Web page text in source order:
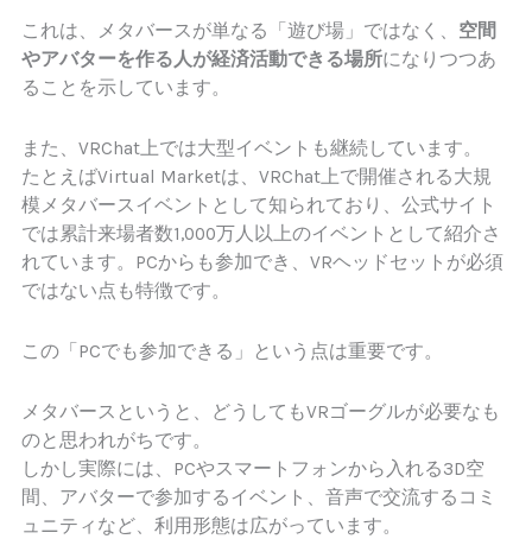
これは、メタバースが単なる「遊び場」ではなく、 空間
やアバターを作る人が経済活動できる場所になりつつあ
ることを示しています。
また、VRChat上では大型イベントも継続しています。
たとえばVirtual Marketは、VRChat上で開催される大規
模メタバースイベントとして知られており、公式サイト
では累計来場者数1,000万人以上のイベントとして紹介さ
れています。PCからも参加でき、VRヘッドセットが必須
ではない点も特徴です。
この「PCでも参加できる」という点は重要です。
メタバースというと、どうしてもVRゴーグルが必要なも
のと思われがちです。
しかし実際には、PCやスマートフォンから入れる3D空
間、アバターで参加するイベント、音声で交流するコミ
ュニティなど、利用形態は広がっています。